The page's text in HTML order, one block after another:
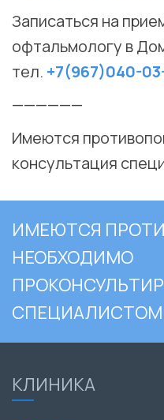
Записаться на
офтальмологу в
тел. +7(967)040-
——————
Имеются
консультация
ИМЕЮТСЯ
НЕОБХОДИМО
КЛИНИКА